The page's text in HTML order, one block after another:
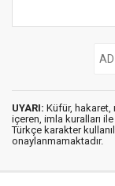
UYARI: Küfür, hakaret,
içeren, imla kuralları ile
Türkçe karakter
onaylanmamaktadır.